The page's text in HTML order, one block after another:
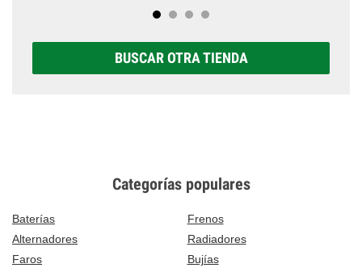
BUSCAR OTRA TIENDA
Categorías populares
Baterías
Frenos
Alternadores
Radiadores
Faros
Bujías